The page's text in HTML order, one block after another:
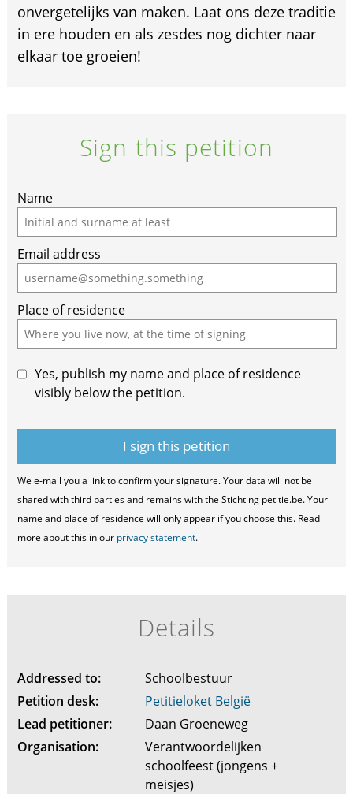
onvergetelijks van maken. Laat ons deze traditie
in ere houden en als zesdes nog dichter naar
elkaar toe groeien!
Sign this petition
If
you
are
a
human,
ignore
this
field
Name
Email address
Place of residence
Yes, publish my name and place of residence
visibly below the petition.
We e-mail you a link to confirm your signature. Your data will not be
shared with third parties and remains with the Stichting petitie.be. Your
name and place of residence will only appear if you choose this. Read
more about this in our privacy statement.
Details
Addressed to:
Schoolbestuur
Petition desk:
Petitieloket België
Lead petitioner:
Daan Groeneweg
Organisation:
Verantwoordelijken
schoolfeest (jongens +
meisjes)